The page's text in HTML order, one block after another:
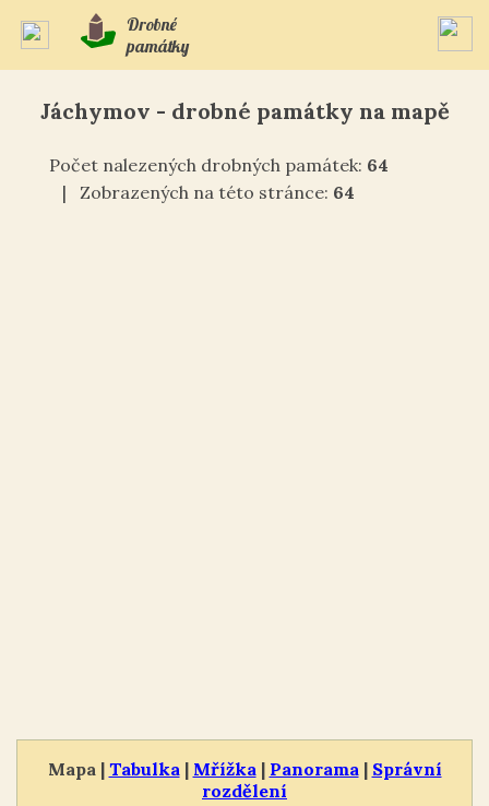
Drobné
památky
Jáchymov - drobné památky na mapě
Počet nalezených drobných památek: 64
| Zobrazených na této stránce: 64
Mapa | Tabulka | Mřížka | Panorama | Správní
rozdělení